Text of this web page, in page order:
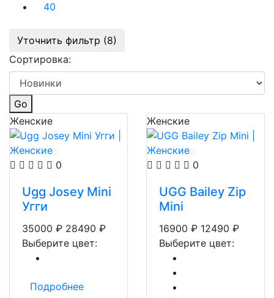
40
Уточнить фильтр (8)
Сортировка:
Go
Женские
0
Ugg Josey Mini
Угги
35000 ₽ 28490 ₽
Выберите цвет:
Подробнее
Женские
0
UGG Bailey Zip
Mini
16900 ₽ 12490 ₽
Выберите цвет: